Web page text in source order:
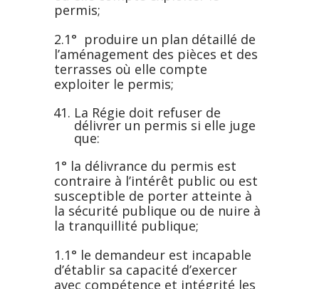
permis;
2.1° produire un plan détaillé de
l’aménagement des pièces et des
terrasses où elle compte
exploiter le permis;
La Régie doit refuser de
délivrer un permis si elle juge
que:
1° la délivrance du permis est
contraire à l’intérêt public ou est
susceptible de porter atteinte à
la sécurité publique ou de nuire à
la tranquillité publique;
1.1° le demandeur est incapable
d’établir sa capacité d’exercer
avec compétence et intégrité les